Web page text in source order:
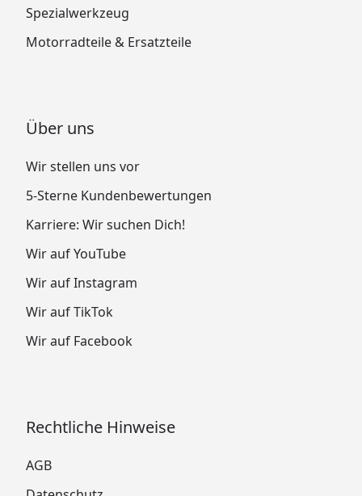
Spezialwerkzeug
Motorradteile & Ersatzteile
Über uns
Wir stellen uns vor
5-Sterne Kundenbewertungen
Karriere: Wir suchen Dich!
Wir auf YouTube
Wir auf Instagram
Wir auf TikTok
Wir auf Facebook
Rechtliche Hinweise
AGB